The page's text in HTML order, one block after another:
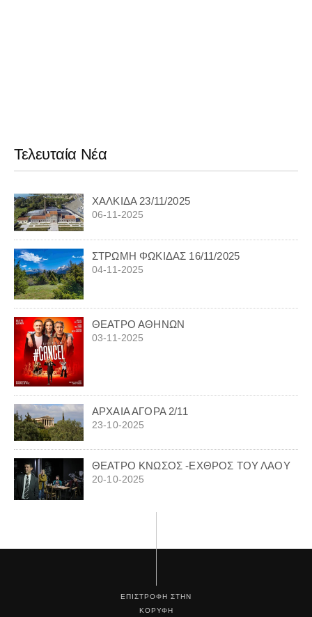
Τελευταία Νέα
ΧΑΛΚΙΔΑ 23/11/2025
06-11-2025
ΣΤΡΩΜΗ ΦΩΚΙΔΑΣ 16/11/2025
04-11-2025
ΘΕΑΤΡΟ ΑΘΗΝΩΝ
03-11-2025
ΑΡΧΑΙΑ ΑΓΟΡΑ 2/11
23-10-2025
ΘΕΑΤΡΟ ΚΝΩΣΟΣ -ΕΧΘΡΟΣ ΤΟΥ ΛΑΟΥ
20-10-2025
ΕΠΙΣΤΡΟΦΗ ΣΤΗΝ
ΚΟΡΥΦΗ